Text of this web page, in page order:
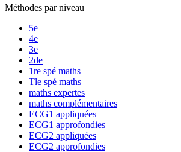
Méthodes par niveau
5e
4e
3e
2de
1re spé maths
Tle spé maths
maths expertes
maths complémentaires
ECG1 appliquées
ECG1 approfondies
ECG2 appliquées
ECG2 approfondies